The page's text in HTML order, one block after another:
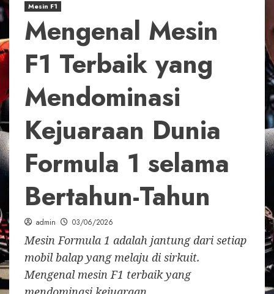
Mesin F1
Mengenal Mesin
F1 Terbaik yang
Mendominasi
Kejuaraan Dunia
Formula 1 selama
Bertahun-Tahun
admin 03/06/2026
Mesin Formula 1 adalah jantung dari setiap
mobil balap yang melaju di sirkuit.
Mengenal mesin F1 terbaik yang